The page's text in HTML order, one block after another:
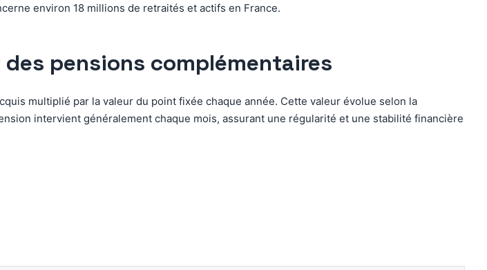
environ 18 millions de retraités et actifs en France.
pensions complémentaires
multiplié par la valeur du point fixée chaque année. Cette valeur évolue selon la
intervient généralement chaque mois, assurant une régularité et une stabilité financière